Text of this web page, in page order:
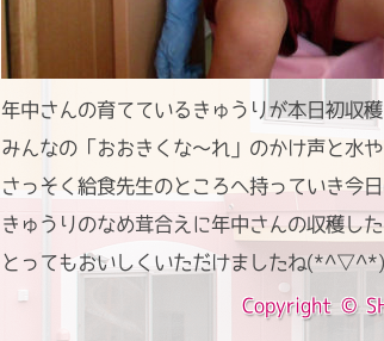
年中さんの育てているきゅうりが本日初
みんなの「おおきくな～れ」のかけ声と水
さっそく給食先生のところへ持っていき
きゅうりのなめ茸合えに年中さんの収穫し
とってもおいしくいただけましたね(*^▽^*)
Copyright ©